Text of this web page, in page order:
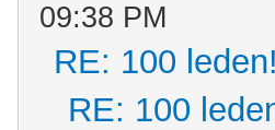
09:38 PM
RE: 100 leden!
RE: 100